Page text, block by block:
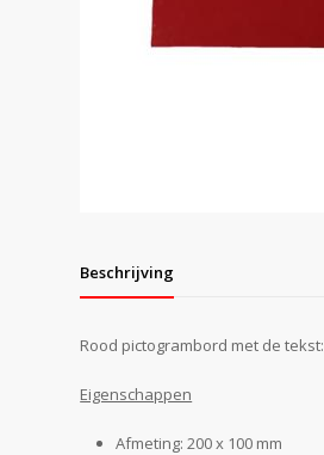
Beschrijving
Rood pictogrambord met de tekst:
Eigenschappen
Afmeting: 200 x 100 mm